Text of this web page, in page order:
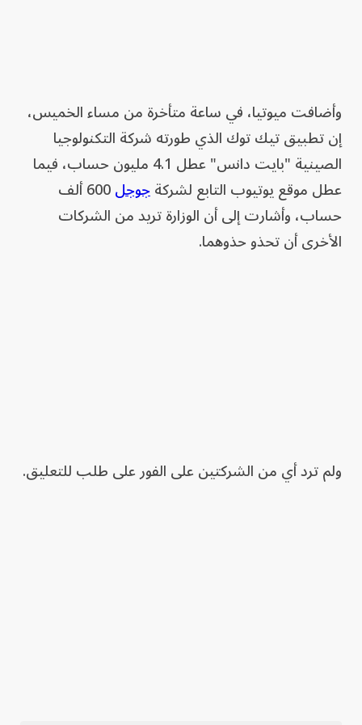
وأضافت ميوتيا، ⁠في ساعة متأخرة من مساء الخميس،
إن تطبيق تيك توك الذي طورته شركة التكنولوجيا
⁠الصينية "بايت دانس" عطل 4.1 مليون حساب، فيما
عطل موقع يوتيوب التابع لشركةجوجل
600 ألف
حساب، وأشارت ​إلى أن الوزارة تريد من الشركات
الأخرى أن تحذو حذوهما.
ولم ترد أي من الشركتين على الفور على طلب للتعليق.